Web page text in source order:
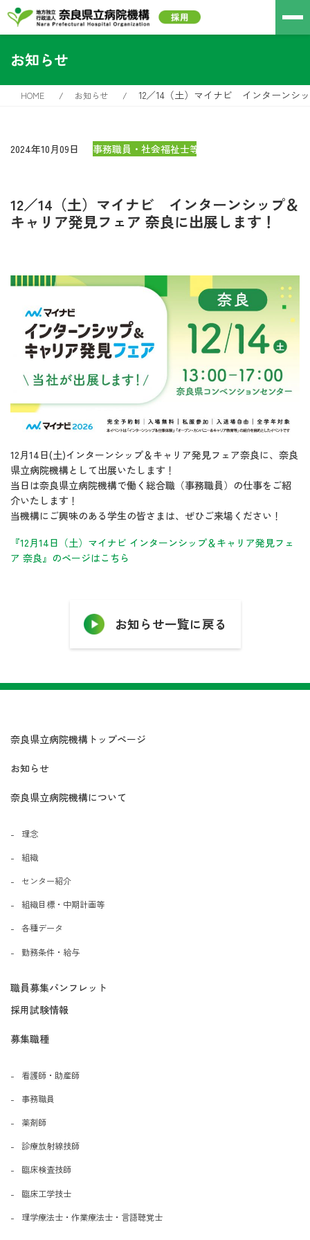
お知らせ
HOME お知らせ 12／14（土）マイナビ インターンシ
2024年10月09日 事務職員・社会福祉士等
12／14（土）マイナビ インターンシップ＆
キャリア発見フェア 奈良に出展します！
12月14日(土)インターンシップ＆キャリア発見フェア奈良に、奈良
県立病院機構として出展いたします！
当日は奈良県立病院機構で働く総合職（事務職員）の仕事をご紹
介いたします！
当機構にご興味のある学生の皆さまは、ぜひご来場ください！
『12月14日（土）マイナビ インターンシップ＆キャリア発見フェ
ア 奈良』のページはこちら
お知らせ一覧に戻る
奈良県立病院機構トップページ
お知らせ
奈良県立病院機構について
理念
組織
センター紹介
組織目標・中期計画等
各種データ
勤務条件・給与
職員募集パンフレット
採用試験情報
募集職種
看護師・助産師
事務職員
薬剤師
診療放射線技師
臨床検査技師
臨床工学技士
理学療法士・作業療法士・言語聴覚士